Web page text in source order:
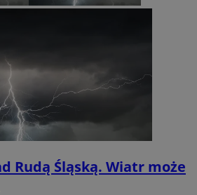
Rudą Śląską. Wiatr może